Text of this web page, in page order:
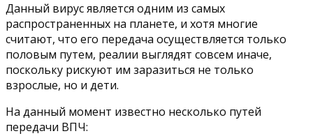
Данный вирус является одним из самых
распространенных на планете, и хотя многие
считают, что его передача осуществляется только
половым путем, реалии выглядят совсем иначе,
поскольку рискуют им заразиться не только
взрослые, но и дети.
На данный момент известно несколько путей
передачи ВПЧ: